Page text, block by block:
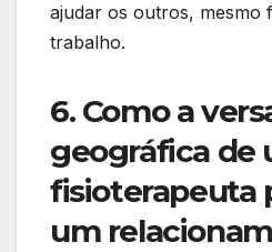
ajudar os outros, mesmo
trabalho.
6. Como a
geográfica de
fisioterapeuta
um